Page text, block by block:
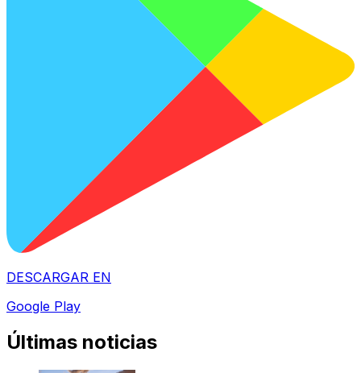
DESCARGAR EN
Google Play
Últimas noticias